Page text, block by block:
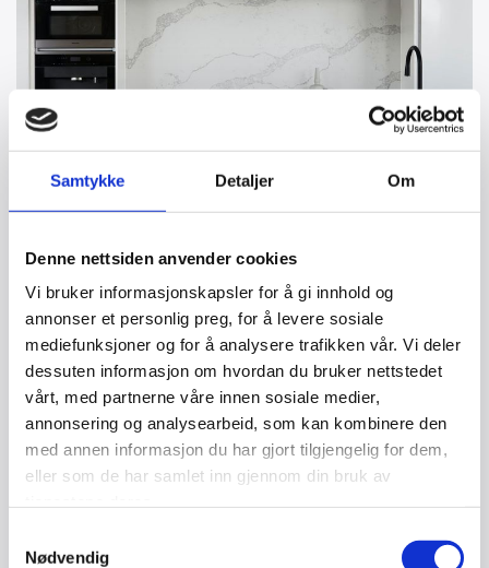
Samtykke Detaljer Om
Denne nettsiden anvender cookies
Vi bruker informasjonskapsler for å gi innhold og
annonser et personlig preg, for å levere sosiale
mediefunksjoner og for å analysere trafikken vår. Vi deler
dessuten informasjon om hvordan du bruker nettstedet
vårt, med partnerne våre innen sosiale medier,
annonsering og analysearbeid, som kan kombinere den
med annen informasjon du har gjort tilgjengelig for dem,
eller som de har samlet inn gjennom din bruk av
Nødvendig
21/02/2023av JTK Rørservice AS
LOREM IPSUM 03
Dolor sit amet, consectetur adipiscing elit, sed do
eiusmod tempor.
Incididunt ut labore et dolore magna aliqua. Ut enim ad
minim veniam, quis nostrud exercitation ullamco laboris
nisi ut aliquip ex ea commodo consequat. Duis aute irure
dolor in reprehenderit in voluptate velit esse cillum dolore
eu fugiat nulla pariatur. Excepteur sint occaecat cupidatat
non proident, sunt in culpa qui officia deserunt mollit anim
id est laborum.